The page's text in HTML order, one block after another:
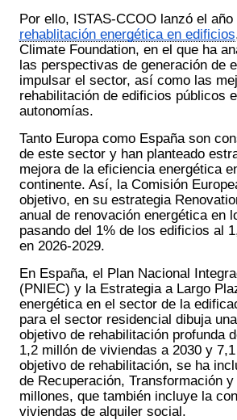
Por ello, ISTAS-CCOO lanzó el año
rehablitación energética en edificios
Climate Foundation, en el que ha
las perspectivas de generación de
impulsar el sector, así como las
rehabilitación de edificios públicos
autonomías.
Tanto Europa como España son
de este sector y han planteado
mejora de la eficiencia energética
continente. Así, la Comisión
objetivo, en su estrategia
anual de renovación energética en
pasando del 1% de los edificios al
en 2026-2029.
En España, el Plan Nacional
(PNIEC) y la Estrategia a Largo
energética en el sector de la
para el sector residencial dibuja
objetivo de rehabilitación profunda
1,2 millón de viviendas a 2030 y
objetivo de rehabilitación, se ha
de Recuperación, Transformación
millones, que también incluye la
viviendas de alquiler social.